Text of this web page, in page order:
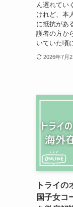
ん遅れてい
けれど、本
に抵抗があ
護者の方か
いていた頃
2026年7月
トライ
国子女コ